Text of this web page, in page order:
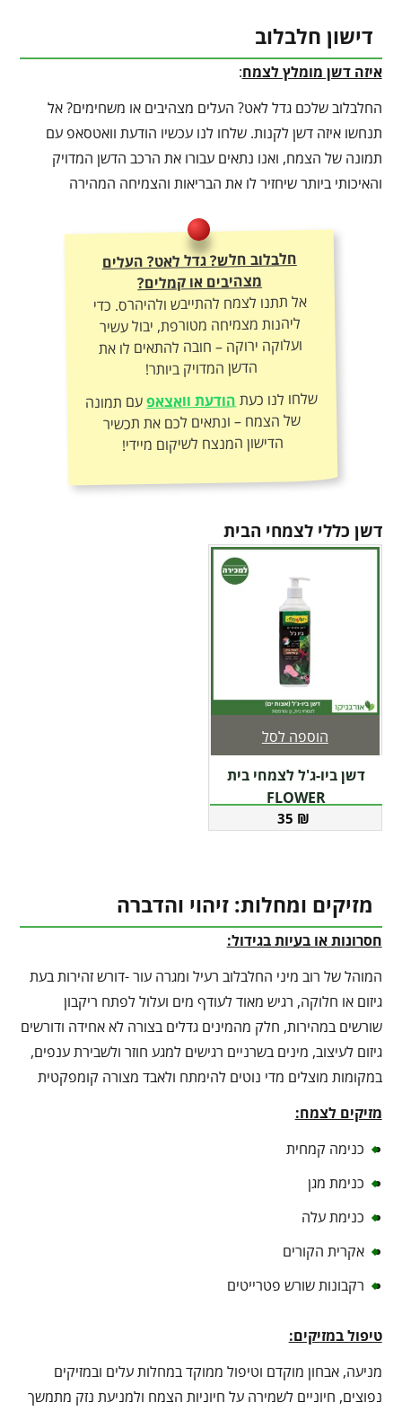
דישון חלבלוב
איזה דשן מומלץ לצמח:
החלבלוב שלכם גדל לאט? העלים מצהיבים או משחימים? אל
תנחשו איזה דשן לקנות. שלחו לנו עכשיו הודעת וואטסאפ עם
תמונה של הצמח, ואנו נתאים עבורו את הרכב הדשן המדויק
והאיכותי ביותר שיחזיר לו את הבריאות והצמיחה המהירה
חלבלוב חלש? גדל לאט? העלים
מצהיבים או קמלים?
אל תתנו לצמח להתייבש ולהיהרס. כדי
ליהנות מצמיחה מטורפת, יבול עשיר
ועלוקה ירוקה – חובה להתאים לו את
הדשן המדויק ביותר!
שלחו לנו כעתהודעת וואצאפעם תמונה
של הצמח – ונתאים לכם את תכשיר
הדישון המנצח לשיקום מיידי!
דשן כללי לצמחי הבית
דשן ביו-ג'ל לצמחי בית
FLOWER
35 ₪
הוספה לסל
מזיקים ומחלות: זיהוי והדברה
חסרונות או בעיות בגידול:
המוהל של רוב מיני החלבלוב רעיל ומגרה עור -דורש זהירות בעת
גיזום או חלוקה, רגיש מאוד לעודף מים ועלול לפתח ריקבון
שורשים במהירות, חלק מהמינים גדלים בצורה לא אחידה ודורשים
גיזום לעיצוב, מינים בשרניים רגישים למגע חוזר ולשבירת ענפים,
במקומות מוצלים מדי נוטים להימתח ולאבד מצורה קומפקטית
מזיקים לצמח:
כנימה קמחית
כנימת מגן
כנימת עלה
אקרית הקורים
רקבונות שורש פטרייטים
טיפול במזיקים:
מניעה, אבחון מוקדם וטיפול ממוקד במחלות עלים ובמזיקים
נפוצים, חיוניים לשמירה על חיוניות הצמח ולמניעת נזק מתמשך